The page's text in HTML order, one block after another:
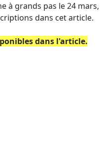
à grands pas le 24
dans cet article.
dans l'article.